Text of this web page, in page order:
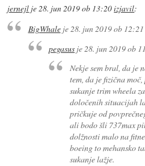
jernejl je28. jun 2019 ob 13:20izjavil:
BigWhaleje28. jun 2019 ob 12:21
pegasus je 28. jun 2019 ob
Nekje sem bral, da je
tem, da je fizična
sukanje trim wheela
določenih situacijah
pričkuje od
ali bodo šli 737max
dolžnosti malo na
boeing to mehansko
sukanje lažje.